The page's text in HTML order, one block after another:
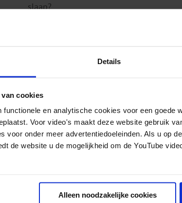
Details
cookies
functionele en analytische cookies voor een goede
Voor video's maakt deze website gebruik
voor onder meer advertentiedoeleinden. Als u op
de website u de mogelijkheid om de YouTube
Alleen noodzakelijke cookies
slaap?
Auteur
Pagina's
63
Jaar 2018